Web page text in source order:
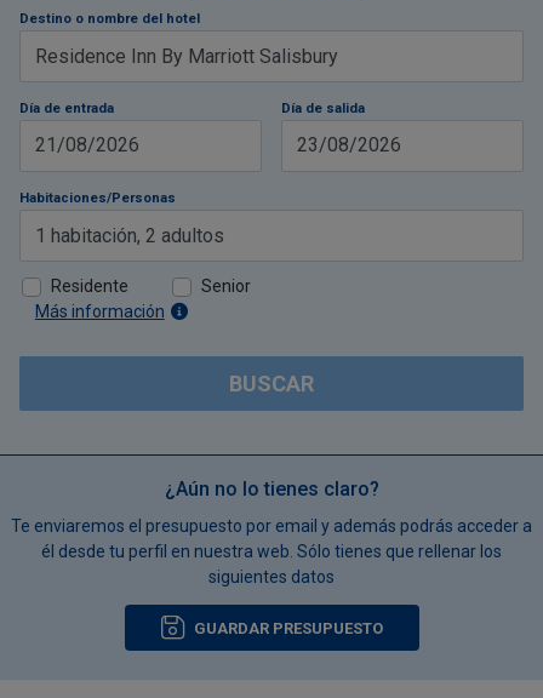
Destino o nombre del hotel
Día de entrada
21/08/2026
Día de salida
23/08/2026
Habitaciones/Personas
1 habitación, 2 adultos
Residente
Senior
Más información
BUSCAR
¿Aún no lo tienes claro?
Te enviaremos el presupuesto por email y además podrás acceder a
él desde tu perfil en nuestra web. Sólo tienes que rellenar los
siguientes datos
GUARDAR PRESUPUESTO